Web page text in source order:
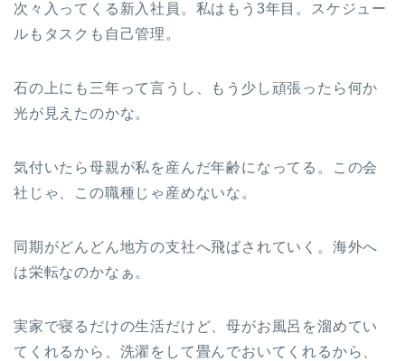
次々入ってくる新入社員。私はもう3年目。スケジュー
ルもタスクも自己管理。
石の上にも三年って言うし、もう少し頑張ったら何か
光が見えたのかな。
気付いたら母親が私を産んだ年齢になってる。この会
社じゃ、この職種じゃ産めないな。
同期がどんどん地方の支社へ飛ばされていく。海外へ
は栄転なのかなぁ。
実家で寝るだけの生活だけど、母がお風呂を溜めてい
てくれるから、洗濯をして畳んでおいてくれるから、